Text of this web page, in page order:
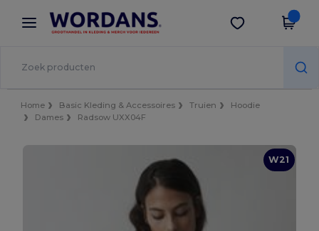
× Wordans-app
Betere prijzen in de app!
Download app
Home Basic Kleding & Accessoires Truien
Hoodie
Dames
Radsow UXX04F
W21